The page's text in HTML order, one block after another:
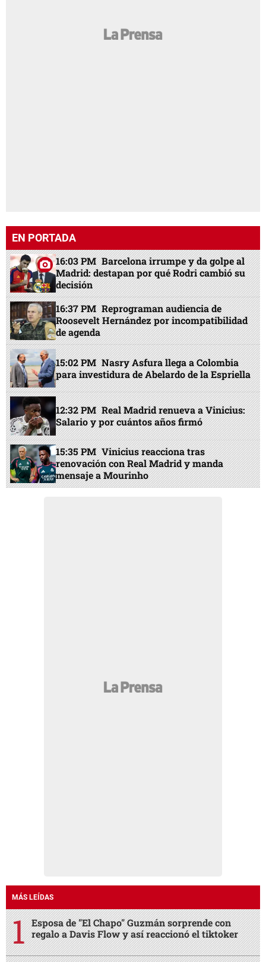
EN PORTADA
16:03 PM Barcelona irrumpe y da golpe al
Madrid: destapan por qué Rodri cambió su
decisión
16:37 PM Reprograman audiencia de
Roosevelt Hernández por incompatibilidad
de agenda
15:02 PM Nasry Asfura llega a Colombia
para investidura de Abelardo de la Espriella
12:32 PM Real Madrid renueva a Vinicius:
Salario y por cuántos años firmó
15:35 PM Vinicius reacciona tras
renovación con Real Madrid y manda
mensaje a Mourinho
MÁS LEÍDAS
Esposa de "El Chapo" Guzmán sorprende con
regalo a Davis Flow y así reaccionó el tiktoker